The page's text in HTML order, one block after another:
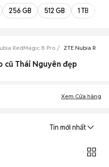
256 GB 512 GB 1 TB
RedMagic 8 Pro ZTE Nubia
cũ Thái Nguyên đẹp
Xem Cửa hàng
Tin mới nhất